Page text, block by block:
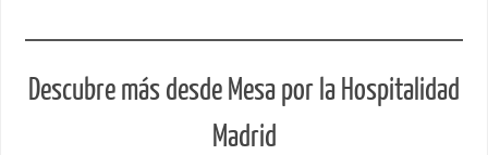
Descubre más desde Mesa por la Hospitalidad
Madrid